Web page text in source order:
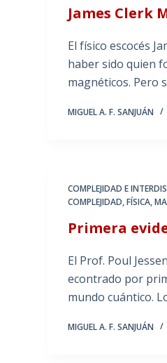
James Clerk
El físico escocés
haber sido quien
magnéticos. Pero
MIGUEL A. F. SANJUÁN
COMPLEJIDAD E
COMPLEJIDAD,FÍSICA,
Primera
El Prof. Poul
econtrado por
mundo cuántico.
MIGUEL A. F. SANJUÁN